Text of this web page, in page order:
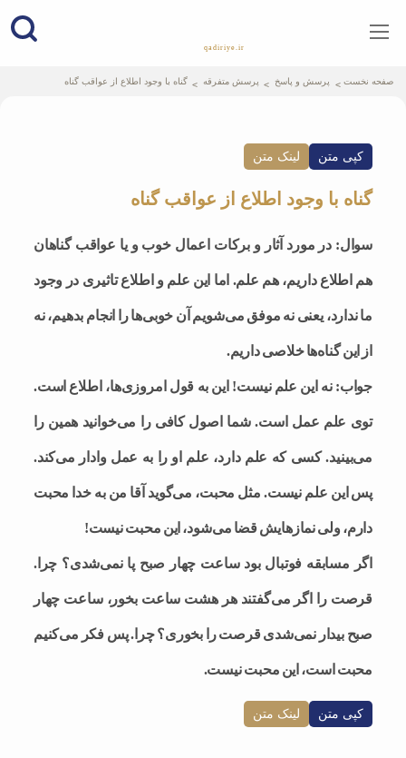
qadiriye.ir
صفحه نخست پرسش و پاسخ پرسش متفرقه گناه با وجود اطلاع از عواقب گناه
کپی متن لینک متن
گناه با وجود اطلاع از عواقب گناه
سوال: در مورد آثار و برکات اعمال خوب و یا عواقب گناهان
هم اطلاع داریم، هم علم. اما این علم و اطلاع تاثیری در وجود
ما ندارد، یعنی نه موفق می‌شویم آن خوبی‌ها را انجام بدهیم، نه
از این گناه‌ها خلاصی داریم.
جواب: نه این علم نیست! این به قول امروزی‌ها، اطلاع است.
توی علم عمل است. شما اصول کافی را می‌خوانید همین را
می‌بینید. کسی که علم دارد، علم او را به عمل وادار می‌کند.
پس این علم نیست. مثل محبت، می‌گوید آقا من به خدا محبت
دارم، ولی نمازهایش قضا می‌شود، این محبت نیست!
اگر مسابقه فوتبال بود ساعت چهار صبح پا نمی‌شدی؟ چرا.
قرصت را اگر می‌گفتند هر هشت ساعت بخور، ساعت چهار
صبح بیدار نمی‌شدی قرصت را بخوری؟ چرا. پس فکر می‌کنیم
محبت است، این محبت نیست.
کپی متن لینک متن